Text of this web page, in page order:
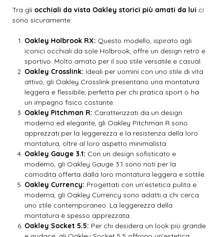
Tra gli occhiali da vista Oakley storici più amati da lui ci
sono sicuramente:
Oakley Holbrook RX: Questo modello, ispirato agli
iconici occhiali da sole Holbrook, offre un design retrò e
sportivo. Molto amato per il suo stile versatile e casual.
Oakley Crosslink: Ideali per uomini con uno stile di vita
attivo, gli Oakley Crosslink presentano una montatura
leggera e flessibile, perfetta per chi pratica sport o ha
un impegno fisico costante.
Oakley Pitchman R: Caratterizzati da un design
moderno ed elegante, gli Oakley Pitchman R sono
apprezzati per la leggerezza e la resistenza della loro
montatura, oltre al loro aspetto minimalista.
Oakley Gauge 3.1: Con un design sofisticato e
moderno, gli Oakley Gauge 3.1 sono noti per la
comodità offerta dalla loro montatura leggera e sottile.
Oakley Currency: Progettati con un’estetica pulita e
moderna, gli Oakley Currency sono adatti a chi cerca
uno stile contemporaneo. La leggerezza della
montatura è spesso apprezzata.
Oakley Socket 5.5: Per chi desidera un look più grande